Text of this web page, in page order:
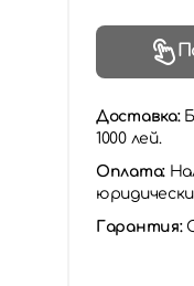
Доставка:
1000 лей.
Оплата:
Гарантия: